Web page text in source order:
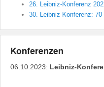
26. Leibniz-Konferenz
30. Leibniz-Konferenz:
Konferenzen
06.10.2023: Leibniz-